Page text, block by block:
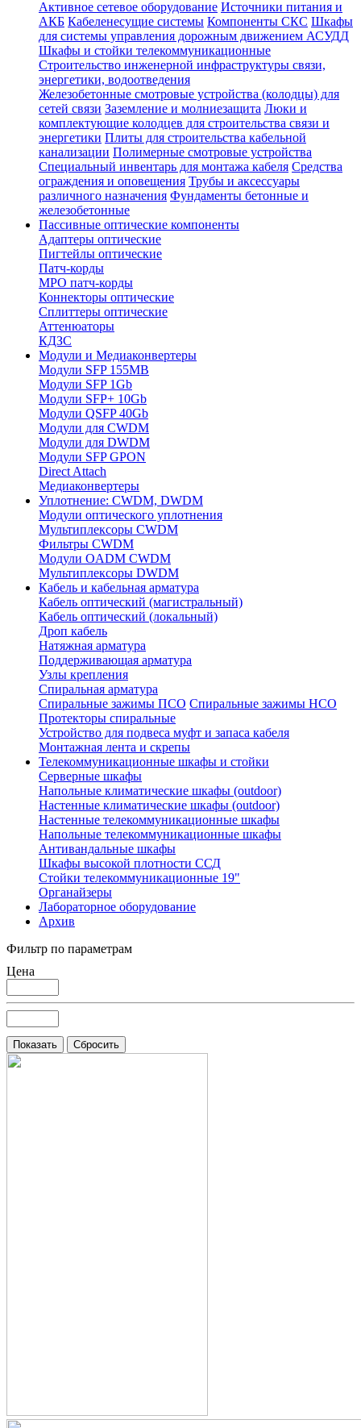
Активное сетевое оборудование Источники питания и
АКБ Кабеленесущие системы Компоненты СКС Шкафы
для системы управления дорожным движением АСУДД
Шкафы и стойки телекоммуникационные
Строительство инженерной инфраструктуры связи,
энергетики, водоотведения
Железобетонные смотровые устройства (колодцы) для
сетей связи Заземление и молниезащита Люки и
комплектующие колодцев для строительства связи и
энергетики Плиты для строительства кабельной
канализации Полимерные смотровые устройства
Специальный инвентарь для монтажа кабеля Средства
ограждения и оповещения Трубы и аксессуары
различного назначения Фундаменты бетонные и
железобетонные
Пассивные оптические компоненты
Адаптеры оптические
Пигтейлы оптические
Патч-корды
MPO патч-корды
Коннекторы оптические
Сплиттеры оптические
Аттенюаторы
КДЗС
Модули и Медиаконвертеры
Модули SFP 155MB
Модули SFP 1Gb
Модули SFP+ 10Gb
Модули QSFP 40Gb
Модули для CWDM
Модули для DWDM
Модули SFP GPON
Direct Attach
Медиаконвертеры
Уплотнение: CWDM, DWDM
Модули оптического уплотнения
Мультиплексоры CWDM
Фильтры CWDM
Модули OADM CWDM
Мультиплексоры DWDM
Кабель и кабельная арматура
Кабель оптический (магистральный)
Кабель оптический (локальный)
Дроп кабель
Натяжная арматура
Поддерживающая арматура
Узлы крепления
Спиральная арматура
Спиральные зажимы ПСО Спиральные зажимы НСО
Протекторы спиральные
Устройство для подвеса муфт и запаса кабеля
Монтажная лента и скрепы
Телекоммуникационные шкафы и стойки
Серверные шкафы
Напольные климатические шкафы (outdoor)
Настенные климатические шкафы (outdoor)
Настенные телекоммуникационные шкафы
Напольные телекоммуникационные шкафы
Антивандальные шкафы
Шкафы высокой плотности ССД
Стойки телекоммуникационные 19"
Органайзеры
Лабораторное оборудование
Архив
Фильтр по параметрам
Цена